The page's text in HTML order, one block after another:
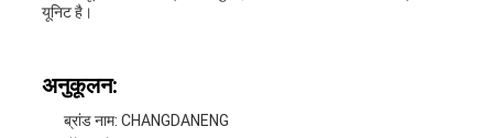
यूनिट है।
अनुकूलन:
ब्रांड नाम: CHANGDANENG